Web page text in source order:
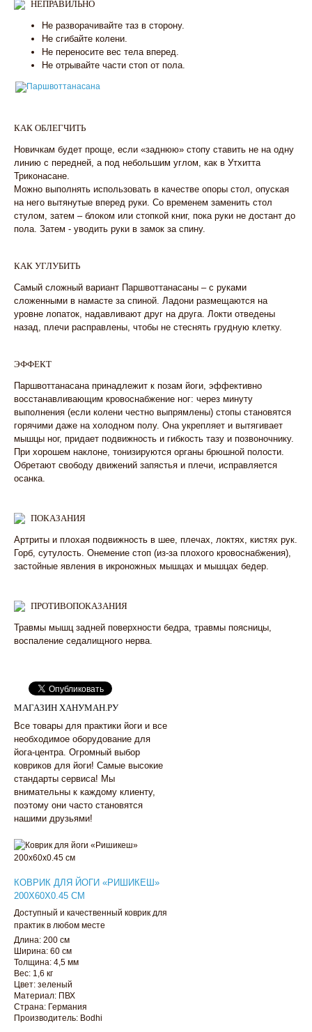
НЕПРАВИЛЬНО
Не разворачивайте таз в сторону.
Не сгибайте колени.
Не переносите вес тела вперед.
Не отрывайте части стоп от пола.
КАК ОБЛЕГЧИТЬ
Новичкам будет проще, если «заднюю» стопу ставить не на одну
линию с передней, а под небольшим углом, как в Утхитта
Триконасане.
Можно выполнять использовать в качестве опоры стол, опуская
на него вытянутые вперед руки. Со временем заменить стол
стулом, затем – блоком или стопкой книг, пока руки не достант до
пола. Затем - уводить руки в замок за спину.
КАК УГЛУБИТЬ
Самый сложный вариант Паршвоттанасаны – с руками
сложенными в намасте за спиной. Ладони размещаются на
уровне лопаток, надавливают друг на друга. Локти отведены
назад, плечи расправлены, чтобы не стеснять грудную клетку.
ЭФФЕКТ
Паршвоттанасана принадлежит к позам йоги, эффективно
восстанавливающим кровоснабжение ног: через минуту
выполнения (если колени честно выпрямлены) стопы становятся
горячими даже на холодном полу. Она укрепляет и вытягивает
мышцы ног, придает подвижность и гибкость тазу и позвоночнику.
При хорошем наклоне, тонизируются органы брюшной полости.
Обретают свободу движений запястья и плечи, исправляется
осанка.
ПОКАЗАНИЯ
Артриты и плохая подвижность в шее, плечах, локтях, кистях рук.
Горб, сутулость. Онемение стоп (из-за плохого кровоснабжения),
застойные явления в икроножных мышцах и мышцах бедер.
ПРОТИВОПОКАЗАНИЯ
Травмы мышц задней поверхности бедра, травмы поясницы,
воспаление седалищного нерва.
МАГАЗИН ХАНУМАН.РУ
Все товары для практики йоги и все
необходимое оборудование для
йога-центра. Огромный выбор
ковриков для йоги! Самые высокие
стандарты сервиса! Мы
внимательны к каждому клиенту,
поэтому они часто становятся
нашими друзьями!
КОВРИК ДЛЯ ЙОГИ «РИШИКЕШ»
200Х60Х0.45 СМ
Доступный и качественный коврик для
практик в любом месте
Длина: 200 см
Ширина: 60 см
Толщина: 4,5 мм
Вес: 1,6 кг
Цвет: зеленый
Материал: ПВХ
Страна: Германия
Производитель: Bodhi